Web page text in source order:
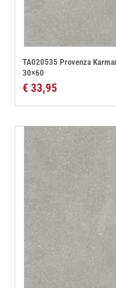
TA020535 Provenza
30×60
€ 33,95